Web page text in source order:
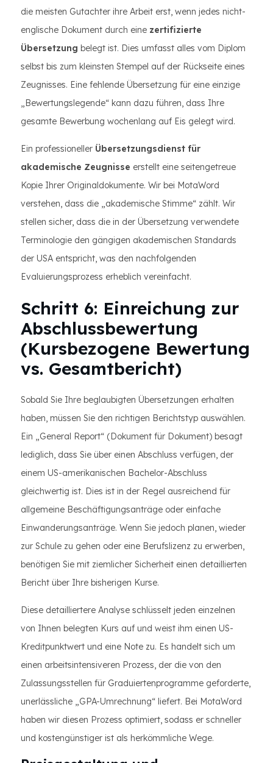
die meisten Gutachter ihre Arbeit erst, wenn jedes nicht-
englische Dokument durch eine zertifizierte
Übersetzung belegt ist. Dies umfasst alles vom Diplom
selbst bis zum kleinsten Stempel auf der Rückseite eines
Zeugnisses. Eine fehlende Übersetzung für eine einzige
„Bewertungslegende“ kann dazu führen, dass Ihre
gesamte Bewerbung wochenlang auf Eis gelegt wird.
Ein professioneller Übersetzungsdienst für
akademische Zeugnisse erstellt eine seitengetreue
Kopie Ihrer Originaldokumente. Wir bei MotaWord
verstehen, dass die „akademische Stimme“ zählt. Wir
stellen sicher, dass die in der Übersetzung verwendete
Terminologie den gängigen akademischen Standards
der USA entspricht, was den nachfolgenden
Evaluierungsprozess erheblich vereinfacht.
Schritt 6: Einreichung zur
Abschlussbewertung
(Kursbezogene Bewertung
vs. Gesamtbericht)
Sobald Sie Ihre beglaubigten Übersetzungen erhalten
haben, müssen Sie den richtigen Berichtstyp auswählen.
Ein „General Report“ (Dokument für Dokument) besagt
lediglich, dass Sie über einen Abschluss verfügen, der
einem US-amerikanischen Bachelor-Abschluss
gleichwertig ist. Dies ist in der Regel ausreichend für
allgemeine Beschäftigungsanträge oder einfache
Einwanderungsanträge. Wenn Sie jedoch planen, wieder
zur Schule zu gehen oder eine Berufslizenz zu erwerben,
benötigen Sie mit ziemlicher Sicherheit einen detaillierten
Bericht über Ihre bisherigen Kurse.
Diese detailliertere Analyse schlüsselt jeden einzelnen
von Ihnen belegten Kurs auf und weist ihm einen US-
Kreditpunktwert und eine Note zu. Es handelt sich um
einen arbeitsintensiveren Prozess, der die von den
Zulassungsstellen für Graduiertenprogramme geforderte,
unerlässliche „GPA-Umrechnung“ liefert. Bei MotaWord
haben wir diesen Prozess optimiert, sodass er schneller
und kostengünstiger ist als herkömmliche Wege.